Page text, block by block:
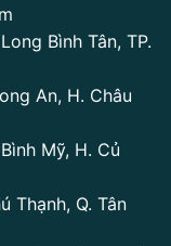
Bình Tân, TP.
An, H. Châu
Mỹ, H. Củ
Thạnh, Q. Tân